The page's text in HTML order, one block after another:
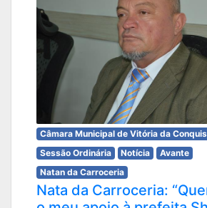
Câmara Municipal de Vitória da
Sessão Ordinária
Notícia
Avante
Natan da Carroceria
Nata da Carroceria: